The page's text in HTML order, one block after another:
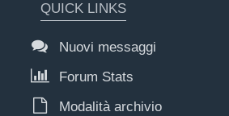
QUICK LINKS
Nuovi messaggi
Forum Stats
Modalità archivio